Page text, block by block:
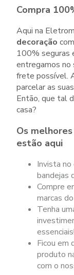
Compra
Aqui na
decoração
100% seguras
entregamos no
frete possível.
parcelar as
Então, que tal
casa?
Os
estão aqui
Invista
bandejas
Compre
marcas
Tenha
essenciais!
Ficou em
produto
com o